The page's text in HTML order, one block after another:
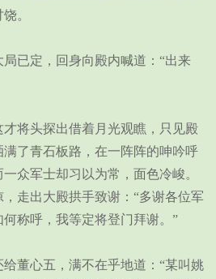
。
已定，回身向殿内喊道：“出来
将头探出借着月光观瞧，只见殿
了青石板路，在一阵阵的呻吟呼
众军士却习以为常，面色冷峻。
走出大殿拱手致谢：“多谢各位军
称呼，我等定将登门拜谢。”
心五，满不在乎地道：“某叫姚